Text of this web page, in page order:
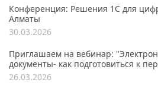
Конференция: Решения 1С для
Алматы
30.03.2026
Приглашаем на вебинар:
документы- как подготовиться к
26.03.2026